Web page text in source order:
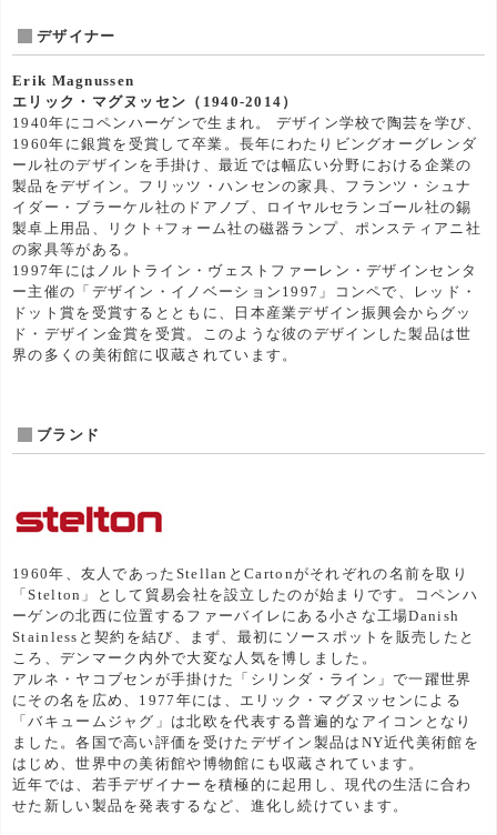
デザイナー
Erik Magnussen
エリック・マグヌッセン（1940-2014）
1940年にコペンハーゲンで生まれ。 デザイン学校で陶芸を学び、
1960年に銀賞を受賞して卒業。長年にわたりビングオーグレンダ
ール社のデザインを手掛け、最近では幅広い分野における企業の
製品をデザイン。フリッツ・ハンセンの家具、フランツ・シュナ
イダー・ブラーケル社のドアノブ、ロイヤルセランゴール社の錫
製卓上用品、リクト+フォーム社の磁器ランプ、ポンスティアニ社
の家具等がある。
1997年にはノルトライン・ヴェストファーレン・デザインセンタ
ー主催の「デザイン・イノベーション1997」コンペで、レッド・
ドット賞を受賞するとともに、日本産業デザイン振興会からグッ
ド・デザイン金賞を受賞。このような彼のデザインした製品は世
界の多くの美術館に収蔵されています。
ブランド
1960年、友人であったStellanとCartonがそれぞれの名前を取り
「Stelton」として貿易会社を設立したのが始まりです。コペンハ
ーゲンの北西に位置するファーバイレにある小さな工場Danish
Stainlessと契約を結び、まず、最初にソースポットを販売したと
ころ、デンマーク内外で大変な人気を博しました。
アルネ・ヤコブセンが手掛けた「シリンダ・ライン」で一躍世界
にその名を広め、1977年には、エリック・マグヌッセンによる
「バキュームジャグ」は北欧を代表する普遍的なアイコンとなり
ました。各国で高い評価を受けたデザイン製品はNY近代美術館を
はじめ、世界中の美術館や博物館にも収蔵されています。
近年では、若手デザイナーを積極的に起用し、現代の生活に合わ
せた新しい製品を発表するなど、進化し続けています。